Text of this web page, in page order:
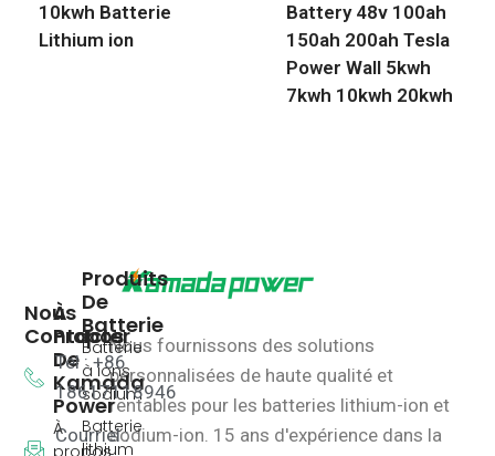
10kwh Batterie
Lithium ion
Battery 48v 100ah
150ah 200ah Tesla
Power Wall 5kwh
7kwh 10kwh 20kwh
Nous fournissons des solutions
personnalisées de haute qualité et
rentables pour les batteries lithium-ion et
sodium-ion. 15 ans d'expérience dans la
Produits
De
Batterie
Batterie
à ions
sodium
Batterie
lithium
À
Propos
De
Kamada
Power
À
propos
Nous
Contacter
Tel : +86
18617118946
Courriel :